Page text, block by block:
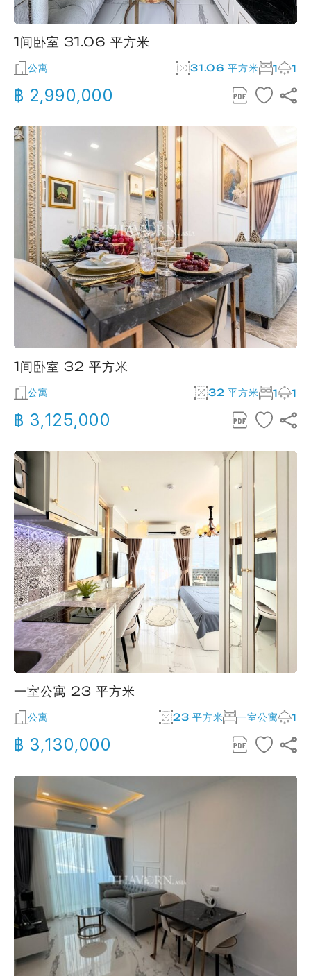
1间卧室 31.06 平方米
公寓 31.06 平方米 1 1
฿ 2,990,000
1间卧室 32 平方米
公寓 32 平方米 1 1
฿ 3,125,000
一室公寓 23 平方米
公寓 23 平方米 一室公寓 1
฿ 3,130,000